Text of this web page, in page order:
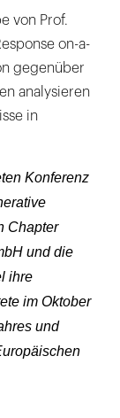
von Prof.
on-a-
gegenüber
analysieren
in
Konferenz
Chapter
und die
ihre
im Oktober
und